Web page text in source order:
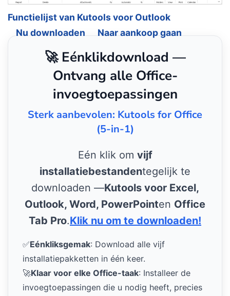
Functielijst van Kutools voor Outlook
Nu downloaden
Naar aankoop gaan
🚀 Eénklikdownload —
Ontvang alle Office-
invoegtoepassingen
Sterk aanbevolen: Kutools for Office
(5-in-1)
Eén klik om vijf
installatiebestandentegelijk te
downloaden —Kutools voor Excel,
Outlook, Word, PowerPointen Office
Tab Pro.Klik nu om te downloaden!
✅Eénkliksgemak: Download alle vijf
installatiepakketten in één keer.
🚀Klaar voor elke Office-taak: Installeer de
invoegtoepassingen die u nodig heeft, precies